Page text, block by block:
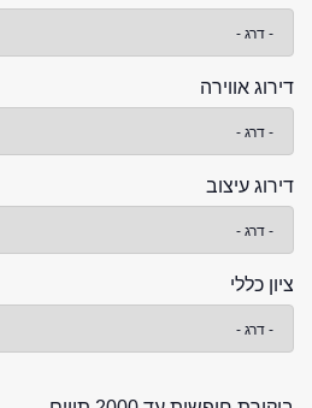
דירוג אווירה
דירוג עיצוב
ציון כללי